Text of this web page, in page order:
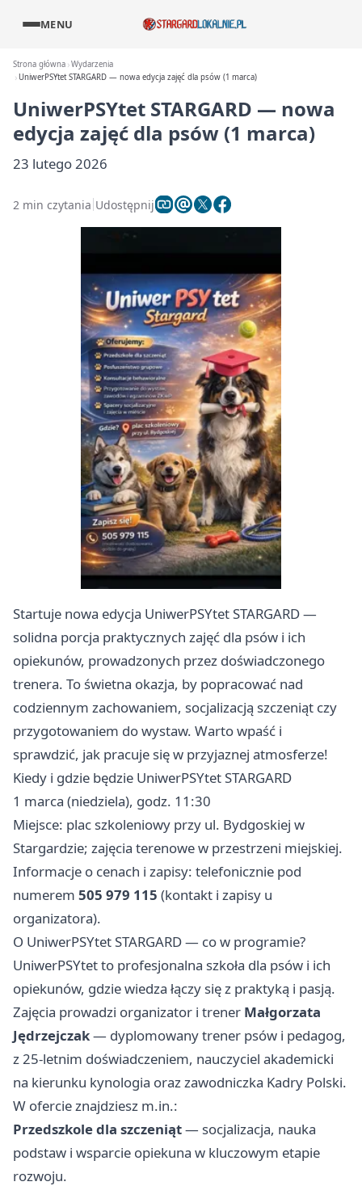
MENU
Strona główna Wydarzenia
UniwerPSYtet STARGARD — nowa edycja zajęć dla psów (1 marca)
UniwerPSYtet STARGARD — nowa
edycja zajęć dla psów (1 marca)
23 lutego 2026
2 min czytania Udostępnij
Startuje nowa edycja UniwerPSYtet STARGARD —
solidna porcja praktycznych zajęć dla psów i ich
opiekunów, prowadzonych przez doświadczonego
trenera. To świetna okazja, by popracować nad
codziennym zachowaniem, socjalizacją szczeniąt czy
przygotowaniem do wystaw. Warto wpaść i
sprawdzić, jak pracuje się w przyjaznej atmosferze!
Kiedy i gdzie będzie UniwerPSYtet STARGARD
1 marca (niedziela), godz. 11:30
Miejsce: plac szkoleniowy przy ul. Bydgoskiej w
Stargardzie; zajęcia terenowe w przestrzeni miejskiej.
Informacje o cenach i zapisy: telefonicznie pod
numerem 505 979 115 (kontakt i zapisy u
organizatora).
O UniwerPSYtet STARGARD — co w programie?
UniwerPSYtet to profesjonalna szkoła dla psów i ich
opiekunów, gdzie wiedza łączy się z praktyką i pasją.
Zajęcia prowadzi organizator i trener Małgorzata
Jędrzejczak— dyplomowany trener psów i pedagog,
z 25-letnim doświadczeniem, nauczyciel akademicki
na kierunku kynologia oraz zawodniczka Kadry Polski.
W ofercie znajdziesz m.in.:
Przedszkole dla szczeniąt— socjalizacja, nauka
podstaw i wsparcie opiekuna w kluczowym etapie
rozwoju.